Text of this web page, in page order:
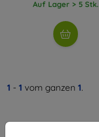
Auf Lager > 5 Stk.
1 - 1 vom ganzen 1.